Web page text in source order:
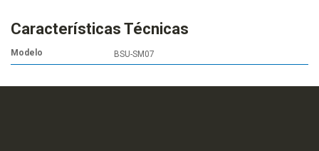
Características Técnicas
Modelo BSU-SM07